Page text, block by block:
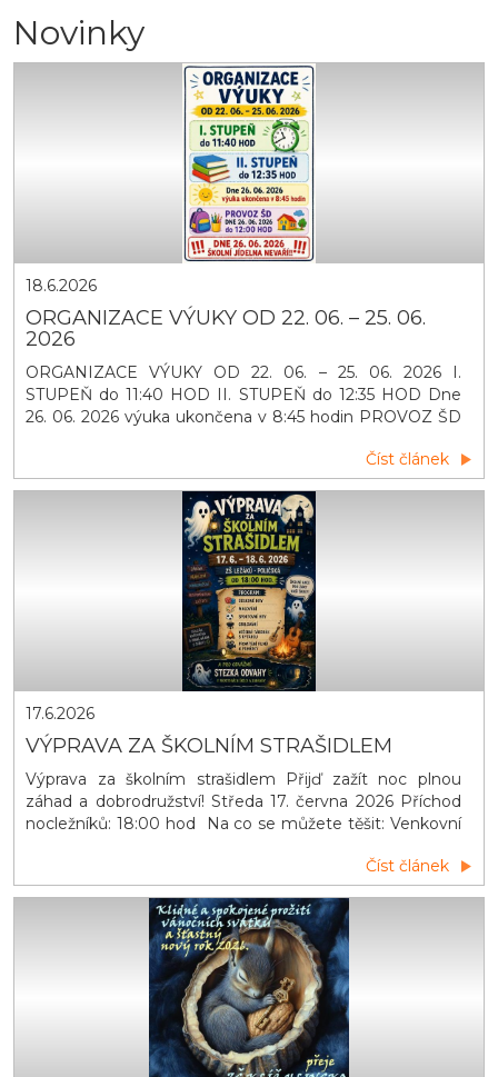
Novinky
18.6.2026
ORGANIZACE VÝUKY OD 22. 06. – 25. 06.
2026
ORGANIZACE VÝUKY OD 22. 06. – 25. 06. 2026 I.
STUPEŇ do 11:40 HOD II. STUPEŇ do 12:35 HOD Dne
26. 06. 2026 výuka ukončena v 8:45 hodin PROVOZ ŠD
Číst článek
17.6.2026
VÝPRAVA ZA ŠKOLNÍM STRAŠIDLEM
Výprava za školním strašidlem Přijď zažít noc plnou
záhad a dobrodružství! Středa 17. června 2026 Příchod
nocležníků: 18:00 hod Na co se můžete těšit: Venkovní
Večerní promítání Stezka odvahy ODVAHA POVINNÁ,
STRACH VÍTANÝ!
Číst článek